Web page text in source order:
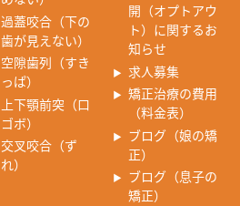
過蓋咬合（下の
歯が見えない）
空隙歯列（すき
っぱ）
上下顎前突（口
ゴボ）
交叉咬合（ず
れ）
開（オプトアウ
ト）に関するお
知らせ
求人募集
矯正治療の費用
（料金表）
ブログ（娘の矯
正）
ブログ（息子の
矯正）